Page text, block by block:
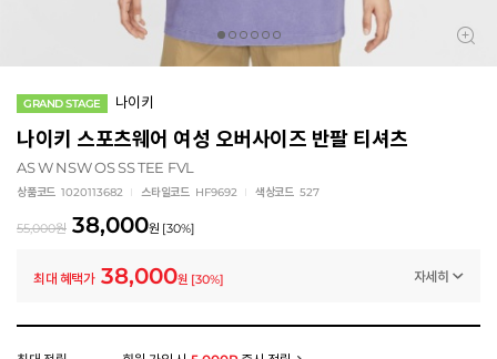
GRAND STAGE 나이키
나이키 스포츠웨어 여성 오버사이즈 반팔 티셔츠
AS W NSW OS SS TEE FVL
상품코드 1020113682 스타일코드 HF9692 색상코드 527
55,000원 38,000원 [30%]
최대 혜택가 38,000원 [30%] 자세히
모든 혜택이 적용된 금액으로, 실제 결제 금액과는 차이가 있을 수 있습니다.